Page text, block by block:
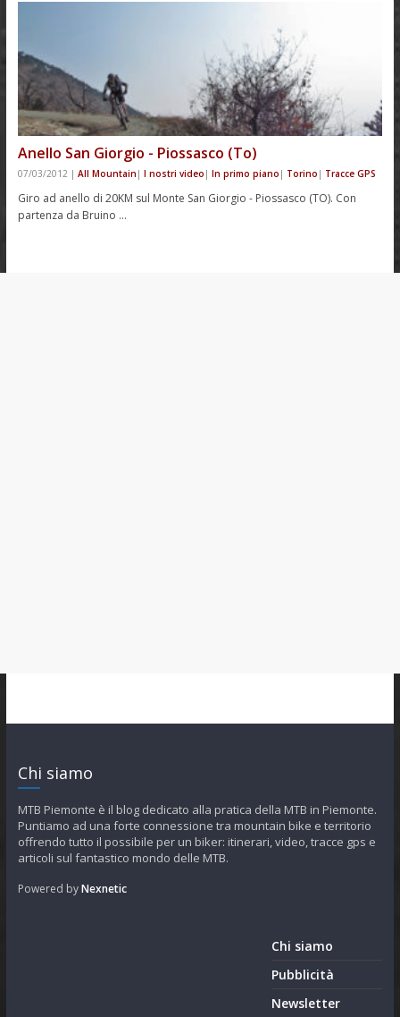
Anello San Giorgio - Piossasco (To)
07/03/2012 | All Mountain | I nostri video | In primo piano | Torino | Tracce GPS
Giro ad anello di 20KM sul Monte San Giorgio - Piossasco (TO). Con
partenza da Bruino …
Chi siamo
MTB Piemonte è il blog dedicato alla pratica della MTB in Piemonte.
Puntiamo ad una forte connessione tra mountain bike e territorio
offrendo tutto il possibile per un biker: itinerari, video, tracce gps e
articoli sul fantastico mondo delle MTB.
Powered byNexnetic
Chi siamo
Pubblicità
Newsletter